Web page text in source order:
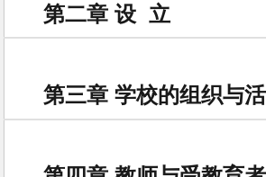
第二章 设 立
第三章 学校的组织与